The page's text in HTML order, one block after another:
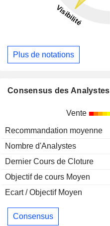
Plus de notations
Consensus des Analystes
Vente
Recommandation moyenne
Nombre d'Analystes
Dernier Cours de Cloture
Objectif de cours Moyen
Ecart / Objectif Moyen
Consensus